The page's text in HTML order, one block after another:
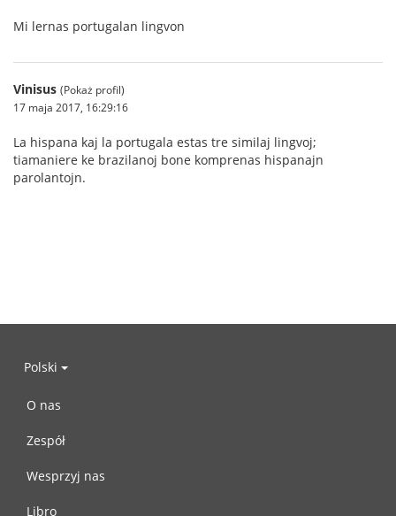
Mi lernas portugalan lingvon
Vinisus (Pokaż profil)
17 maja 2017, 16:29:16
La hispana kaj la portugala estas tre similaj lingvoj;
tiamaniere ke brazilanoj bone komprenas hispanajn
parolantojn.
Polski
O nas
Zespół
Wesprzyj nas
Libro